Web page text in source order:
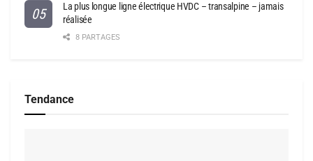
La plus longue ligne électrique HVDC – transalpine – jamais
réalisée
8 PARTAGES
Tendance